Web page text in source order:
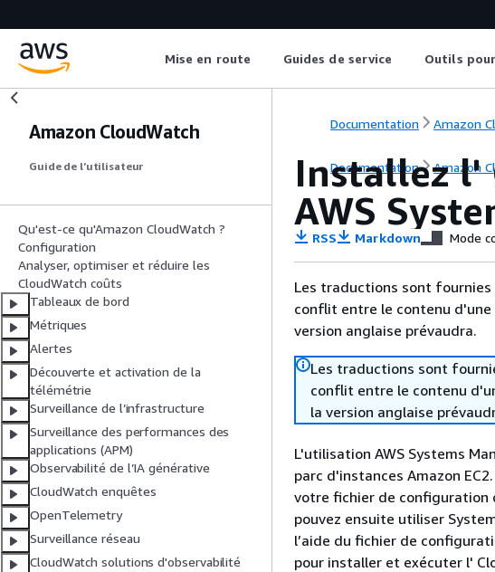
Mise en route Guides de service Outils
Amazon CloudWatch
Guide de l’utilisateur
Qu'est-ce qu'Amazon CloudWatch ?
Configuration
Analyser, optimiser et réduire les
CloudWatch coûts
Tableaux de bord
Métriques
Alertes
Découverte et activation de la
télémétrie
Surveillance de l’infrastructure
Surveillance des performances des
applications (APM)
Observabilité de l’IA générative
CloudWatch enquêtes
OpenTelemetry
Surveillance réseau
CloudWatch solutions d'observabilité
Documentation Amazon
Documentation Amazon
Installez l'
AWS
RSS Markdown Mode
Les traductions sont
conflit entre le contenu
version anglaise prévaudra.
Les traductions sont
conflit entre le contenu
la version anglaise
L'utilisation AWS Systems
parc d'instances Amazon
votre fichier de configuration
pouvez ensuite utiliser
l’aide du fichier de
pour installer et exécuter l'